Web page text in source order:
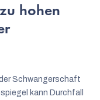
hohen
Schwangerschaft
kann Durchfall